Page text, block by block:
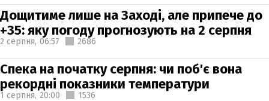
Дощитиме лише на Заході, але припече до
+35: яку погоду прогнозують на 2 серпня
2 серпня, 06:57 2686
Спека на початку серпня: чи поб'є вона
рекордні показники температури
1 серпня, 20:00 1536